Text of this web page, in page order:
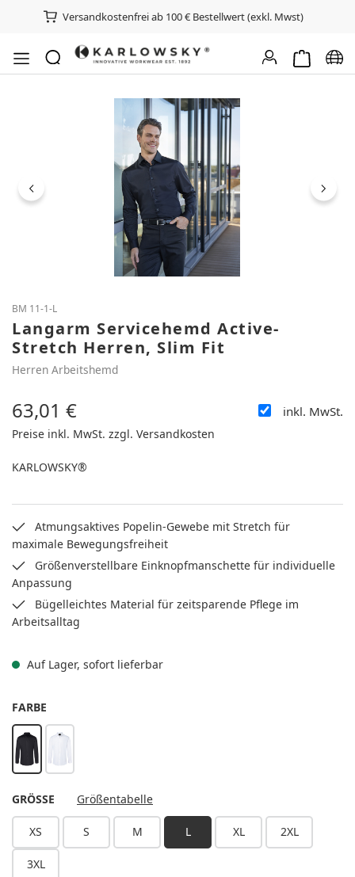
Versandkostenfrei ab 100 € Bestellwert (exkl. Mwst)
Bildergalerie überspringen
BM 11-1-L
Langarm Servicehemd Active-
Stretch Herren, Slim Fit
Herren Arbeitshemd
Regulärer Preis:
63,01 € inkl. MwSt.
Preise inkl. MwSt. zzgl. Versandkosten
KARLOWSKY®
Atmungsaktives Popelin-Gewebe mit Stretch für
maximale Bewegungsfreiheit
Größenverstellbare Einknopfmanschette für individuelle
Anpassung
Bügelleichtes Material für zeitsparende Pflege im
Arbeitsalltag
Auf Lager, sofort lieferbar
FARBE
schwarzweiß
GRÖSSE AUSWÄHLEN
Größentabelle
XS S M L XL 2XL
3XL